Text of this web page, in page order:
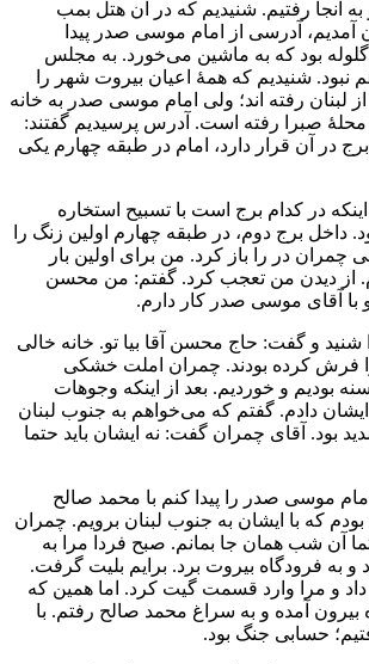
به آنجا رفتیم. شنیدیم که در آن هتل بمب
آمدیم، آدرسی از امام موسی صدر پیدا
گلوله بود که به ماشین می‌خورد. به مجلس
نبود. شنیدیم که همۀ اعیان بیروت شهر را
لبنان رفته اند؛ ولی امام موسی صدر به خانه
محلهٔ صبرا رفته است. آدرس پرسیدیم گفتند:
آن قرار دارد، امام در طبقه چهارم یکی
اینکه در کدام برج است با تسبیح استخاره
داخل برج دوم، در طبقه چهارم اولین زنگ را
در را باز کرد. من برای اولین بار
از دیدن من تعجب کرد. گفتم: من محسن
آقای موسی صدر کار دارم.
و گفت: حاج محسن آقا بیا تو. خانه خالی
را فرش کرده بودند. چمران املت خشکی
بودیم و خوردیم. بعد از اینکه وجوهات
ایشان دادم. گفتم که می‌خواهم به جنوب لبنان
بود. آقای چمران گفت: نه ایشان باید حتما
موسی صدر را پیدا کنم با محمد صالح
که با ایشان به جنوب لبنان برویم. چمران
آن شب همان جا بمانم. صبح فردا مرا به
به فرودگاه بیروت برد. برایم بلیت گرفت.
و مرا وارد قسمت گیت کرد. اما همین که
آمده و به سراغ محمد صالح رفتم. با
حسابی جنگ بود.